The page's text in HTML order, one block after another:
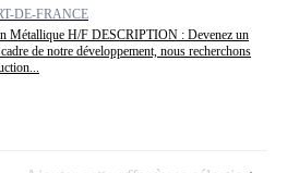
DE-FRANCE
Métallique H/F DESCRIPTION : Devenez un
de notre développement, nous recherchons